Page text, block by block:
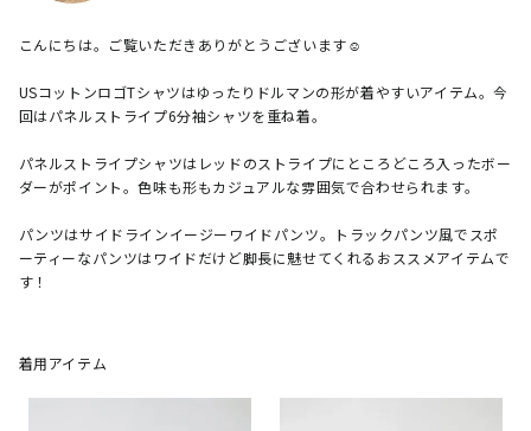
こんにちは。ご覧いただきありがとうございます☺︎
USコットンロゴTシャツはゆったりドルマンの形が着やすいアイテム。今
回はパネルストライプ6分袖シャツを重ね着。
パネルストライプシャツはレッドのストライプにところどころ入ったボー
ダーがポイント。色味も形もカジュアルな雰囲気で合わせられます。
パンツはサイドラインイージーワイドパンツ。トラックパンツ風でスポ
ーティーなパンツはワイドだけど脚長に魅せてくれるおススメアイテムで
す！
着用アイテム